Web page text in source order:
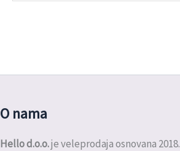
O nama
Hello d.o.o.je veleprodaja osnovana 2018.